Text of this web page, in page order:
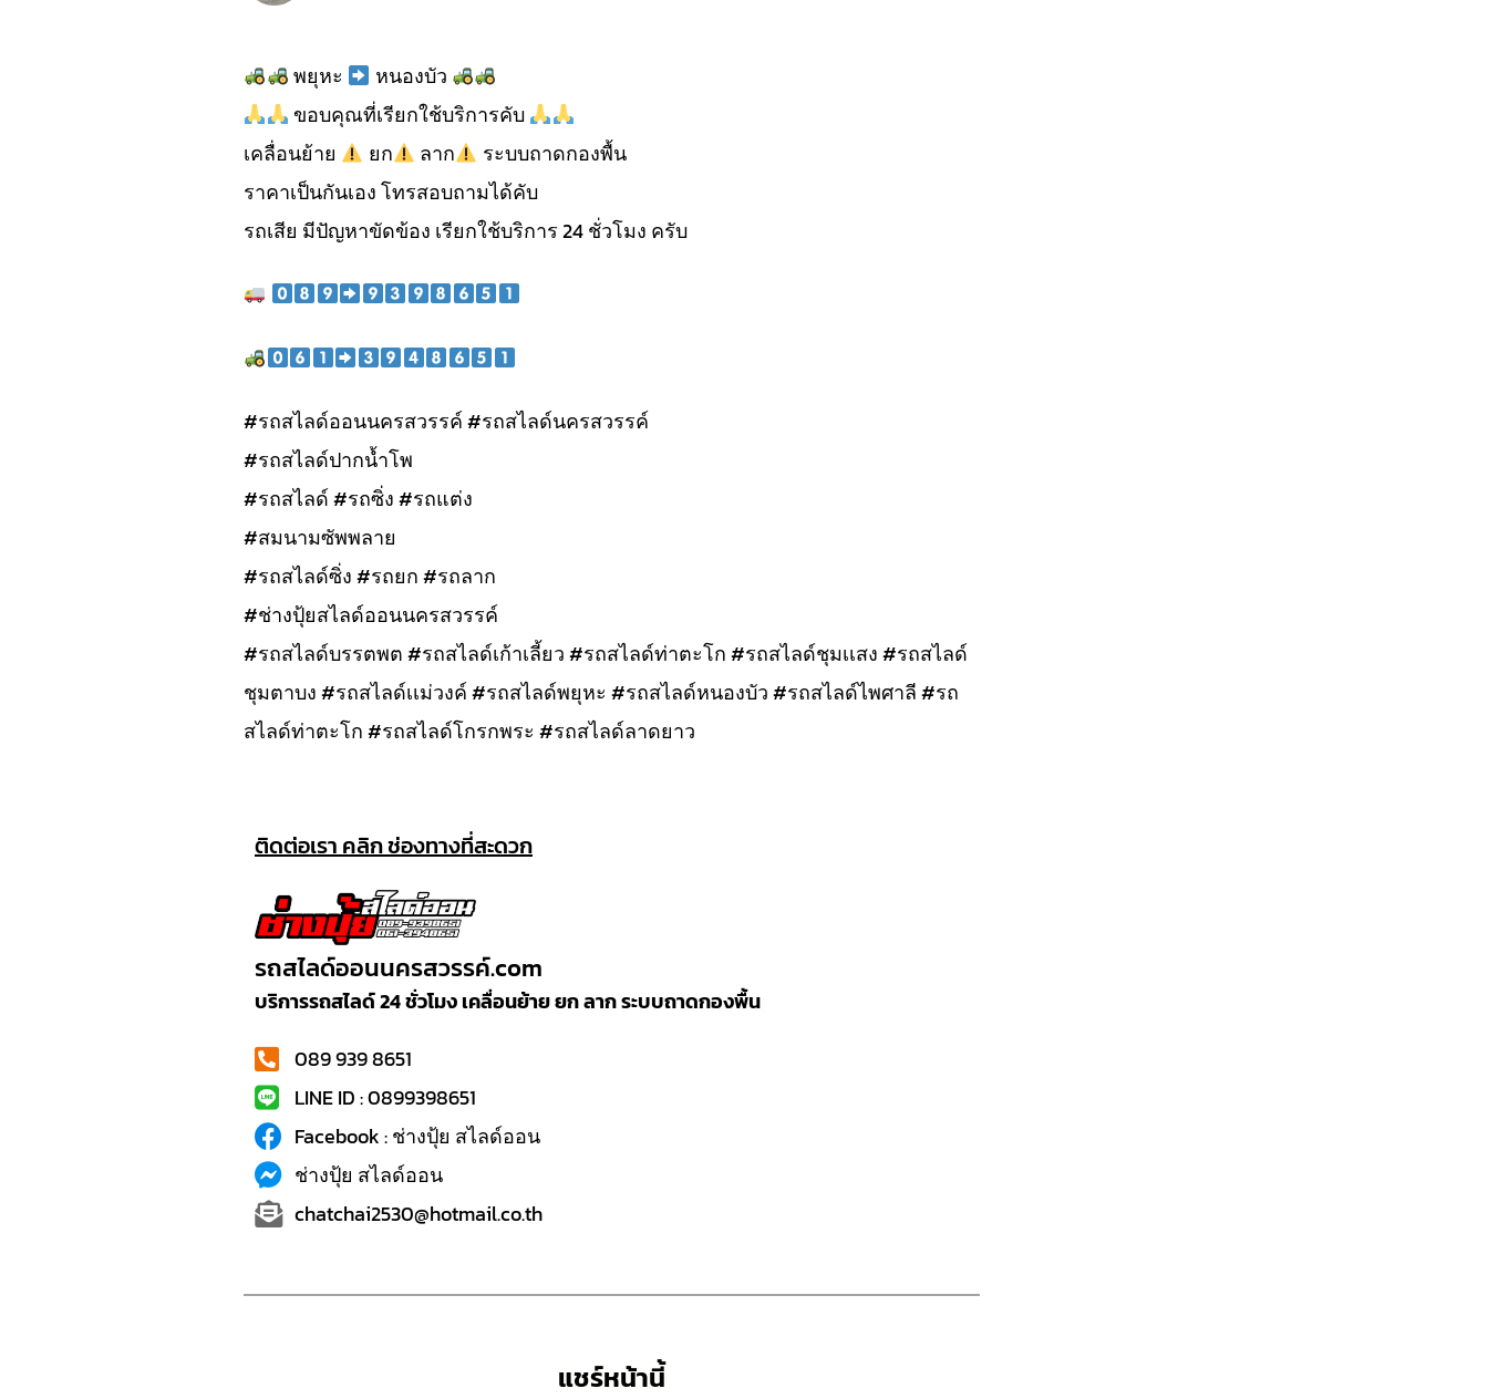
พยุหะ
หนองบัว
ขอบคุณที่เรียกใช้บริการคับ
เคลื่อนย้าย
ยก ลาก
ระบบถาดกองพื้น
ราคาเป็นกันเอง โทรสอบถามได้คับ
รถเสีย มีปัญหาขัดข้อง เรียกใช้บริการ 24 ชั่วโมง ครับ
#รถสไลด์ออนนครสวรรค์ #รถสไลด์นครสวรรค์
#รถสไลด์ปากน้ำโพ
#รถสไลด์ #รถซิ่ง #รถแต่ง
#สมนามซัพพลาย
#รถสไลด์ซิ่ง #รถยก #รถลาก
#ช่างปุ้ยสไลด์ออนนครสวรรค์
#รถสไลด์บรรตพต #รถสไลด์เก้าเลี้ยว #รถสไลด์ท่าตะโก #รถสไลด์ชุมเเสง #รถสไลด์
ชุมตาบง #รถสไลด์เเม่วงค์ #รถสไลด์พยุหะ #รถสไลด์หนองบัว #รถสไลด์ไพศาลี #รถ
สไลด์ท่าตะโก #รถสไลด์โกรกพระ #รถสไลด์ลาดยาว
ติดต่อเรา คลิก ช่องทางที่สะดวก
รถสไลด์ออนนครสวรรค์.com
บริการรถสไลด์ 24 ชั่วโมง เคลื่อนย้าย ยก ลาก ระบบถาดกองพื้น
089 939 8651
LINE ID : 0899398651
Facebook : ช่างปุ้ย สไลด์ออน
ช่างปุ้ย สไลด์ออน
chatchai2530@hotmail.co.th
แชร์หน้านี้